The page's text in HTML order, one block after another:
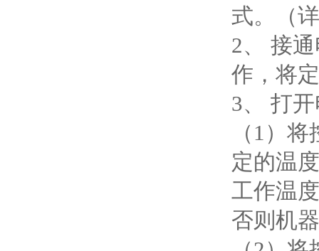
式。（
2、 接
作，将
3、 打
（1）
定的温
工作温
否则机